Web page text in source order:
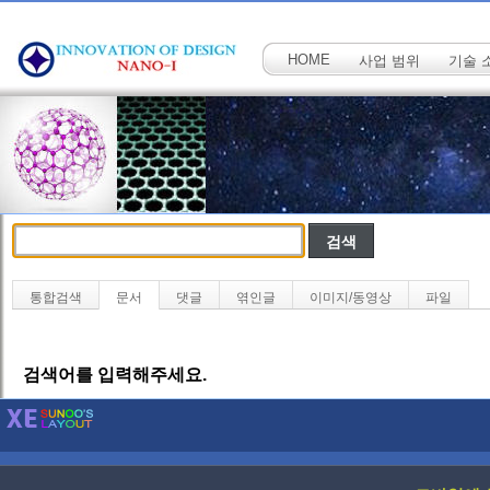
HOME 사업 범위 기술
통합검색 문서 댓글 엮인글 이미지/동영상 파일
검색어를 입력해주세요.